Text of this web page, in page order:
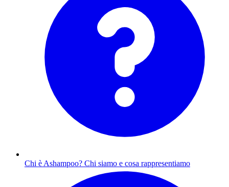
Chi è Ashampoo? Chi siamo e cosa rappresentiamo